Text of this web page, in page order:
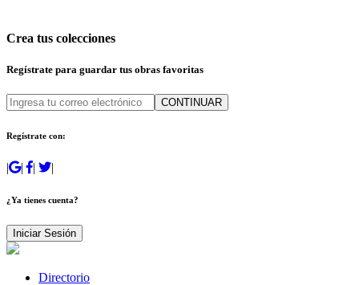
Crea tus colecciones
Regístrate para guardar tus obras favoritas
CONTINUAR
Regístrate con:
| | | |
¿Ya tienes cuenta?
Iniciar Sesión
Directorio